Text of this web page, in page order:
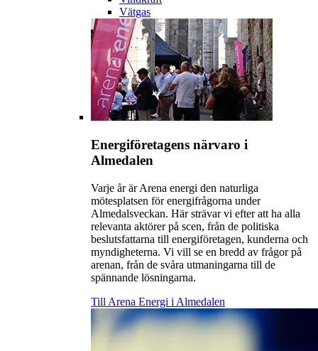
Vätgas
Energiföretagens närvaro i
Almedalen
Varje år är Arena energi den naturliga
mötesplatsen för energifrågorna under
Almedalsveckan. Här strävar vi efter att ha alla
relevanta aktörer på scen, från de politiska
beslutsfattarna till energiföretagen, kunderna och
myndigheterna. Vi vill se en bredd av frågor på
arenan, från de svåra utmaningarna till de
spännande lösningarna.
Till Arena Energi i Almedalen